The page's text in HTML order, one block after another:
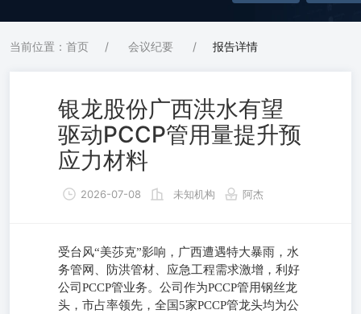
当前位置：首页 / 会议纪要 / 报告详情
银龙股份广西洪水有望
驱动PCCP管用量提升预
应力材料
2026-07-08 未知机构 阿杰
受台风“美莎克”影响，广西遭遇特大暴雨，水
务管网、防洪管材、应急工程需求激增，利好
公司PCCP管业务。公司作为PCCP管用钢丝龙
头，市占率领先，全国5家PCCP管龙头均为公